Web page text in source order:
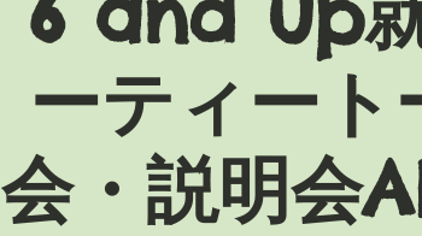
ーティー
会・説明会